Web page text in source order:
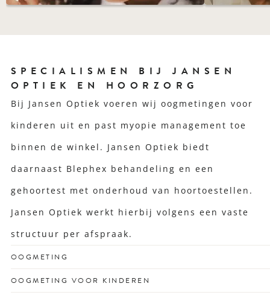
SPECIALISMEN BIJ JANSEN
OPTIEK EN HOORZORG
Bij Jansen Optiek voeren wij oogmetingen voor
kinderen uit en past myopie management toe
binnen de winkel. Jansen Optiek biedt
daarnaast Blephex behandeling en een
gehoortest met onderhoud van hoortoestellen.
Jansen Optiek werkt hierbij volgens een vaste
structuur per afspraak.
OOGMETING
unieke kijkgedrag.
OOGMETING VOOR KINDEREN